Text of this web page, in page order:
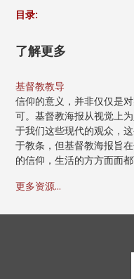
目录:
了解更多
基督教教导
信仰的意义，并非仅仅是
可。基督教海报从视觉上
于我们这些现代的观众，
于教条，但基督教海报旨
的信仰，生活的方方面面都
更多资源...